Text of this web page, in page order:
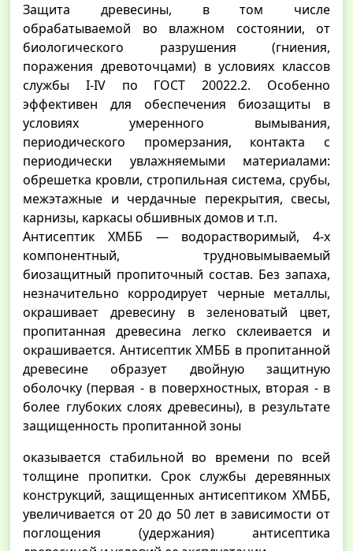
Защита древесины, в том числе
обрабатываемой во влажном состоянии, от
биологического разрушения (гниения,
поражения древоточцами) в условиях классов
службы I-IV по ГОСТ 20022.2. Особенно
эффективен для обеспечения биозащиты в
условиях умеренного вымывания,
периодического промерзания, контакта с
периодически увлажняемыми материалами:
обрешетка кровли, стропильная система, срубы,
межэтажные и чердачные перекрытия, свесы,
карнизы, каркасы обшивных домов и т.п.
Антисептик ХМББ — водорастворимый, 4-х
компонентный, трудновымываемый
биозащитный пропиточный состав. Без запаха,
незначительно корродирует черные металлы,
окрашивает древесину в зеленоватый цвет,
пропитанная древесина легко склеивается и
окрашивается. Антисептик ХМББ в пропитанной
древесине образует двойную защитную
оболочку (первая - в поверхностных, вторая - в
более глубоких слоях древесины), в результате
защищенность пропитанной зоны
оказывается стабильной во времени по всей
толщине пропитки. Срок службы деревянных
конструкций, защищенных антисептиком ХМББ,
увеличивается от 20 до 50 лет в зависимости от
поглощения (удержания) антисептика